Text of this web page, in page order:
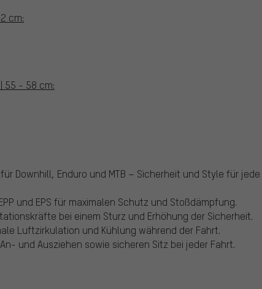
cm:
55 - 58 cm:
Downhill, Enduro und MTB – Sicherheit und Style für jede
und EPS für maximalen Schutz und Stoßdämpfung.
bei einem Sturz und Erhöhung der Sicherheit.
Luftzirkulation und Kühlung während der Fahrt.
und Ausziehen sowie sicheren Sitz bei jeder Fahrt.